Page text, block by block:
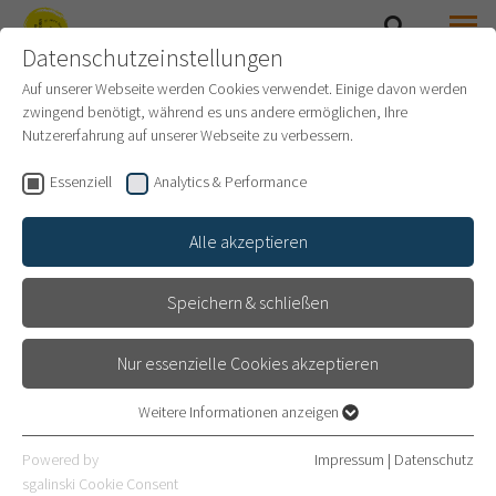
SAMMLUNG PRINZHORN
KARL GENZEL
Datenschutzeinstellungen
Auf unserer Webseite werden Cookies verwendet. Einige davon werden
zwingend benötigt, während es uns andere ermöglichen, Ihre
Nutzererfahrung auf unserer Webseite zu verbessern.
Essenziell Analytics & Performance
Alle akzeptieren
Speichern & schließen
Nur essenzielle Cookies akzeptieren
Essenzielle Cookies werden für grundlegende Funktionen der
Webseite benötigt. Dadurch ist gewährleistet, dass die Webseite
Weitere Informationen anzeigen
Powered by
sgalinski Cookie Consent
Impressum | Datenschutz